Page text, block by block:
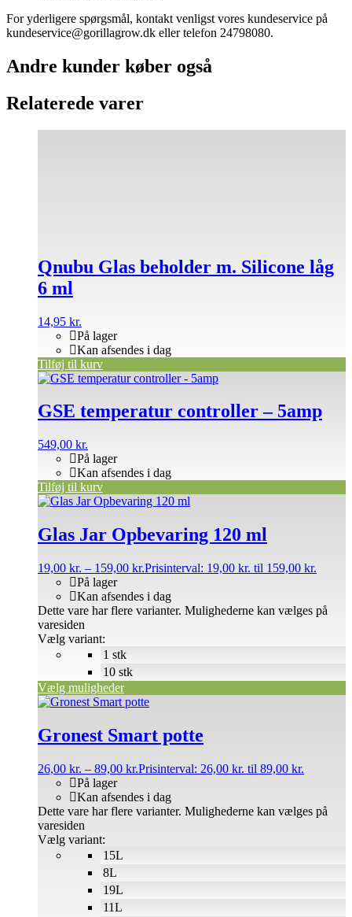
For yderligere spørgsmål, kontakt venligst vores kundeservice på
kundeservice@gorillagrow.dk eller telefon 24798080.
Andre kunder køber også
Relaterede varer
Qnubu Glas beholder m. Silicone låg
6 ml
14,95 kr.
På lager
Kan afsendes i dag
Tilføj til kurv
GSE temperatur controller – 5amp
549,00 kr.
På lager
Kan afsendes i dag
Tilføj til kurv
Glas Jar Opbevaring 120 ml
19,00 kr. – 159,00 kr.Prisinterval: 19,00 kr. til 159,00 kr.
På lager
Kan afsendes i dag
Vælg variant:
Vælg muligheder
Dette vare har flere varianter. Mulighederne kan vælges på
varesiden
1 stk
10 stk
Gronest Smart potte
26,00 kr. – 89,00 kr.Prisinterval: 26,00 kr. til 89,00 kr.
På lager
Kan afsendes i dag
Vælg variant:
Dette vare har flere varianter. Mulighederne kan vælges på
varesiden
15L
8L
19L
11L